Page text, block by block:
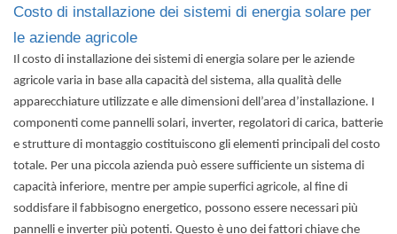
Costo di installazione dei sistemi di energia solare per
le aziende agricole
Il costo di installazione dei sistemi di energia solare per le aziende
agricole varia in base alla capacità del sistema, alla qualità delle
apparecchiature utilizzate e alle dimensioni dell’area d’installazione. I
componenti come pannelli solari, inverter, regolatori di carica, batterie
e strutture di montaggio costituiscono gli elementi principali del costo
totale. Per una piccola azienda può essere sufficiente un sistema di
capacità inferiore, mentre per ampie superfici agricole, al fine di
soddisfare il fabbisogno energetico, possono essere necessari più
pannelli e inverter più potenti. Questo è uno dei fattori chiave che